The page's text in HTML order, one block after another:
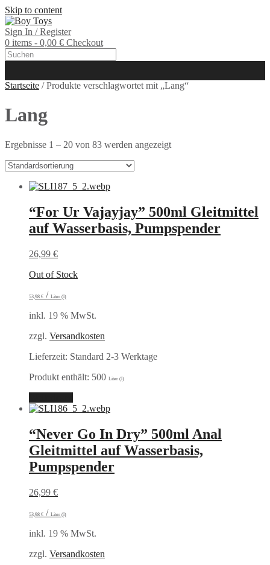
Skip to content
Sign In / Register
0 items - 0,00 € Checkout
Startseite / Produkte verschlagwortet mit „Lang“
Lang
Ergebnisse 1 – 20 von 83 werden angezeigt
“For Ur Vajayjay” 500ml Gleitmittel
auf Wasserbasis, Pumpspender
26,99 €
Out of Stock
53,98 € / Liter (l)
inkl. 19 % MwSt.
zzgl. Versandkosten
Lieferzeit: Standard 2-3 Werktage
Produkt enthält: 500 Liter (l)
“Never Go In Dry” 500ml Anal
Gleitmittel auf Wasserbasis,
Pumpspender
26,99 €
53,98 € / Liter (l)
inkl. 19 % MwSt.
zzgl. Versandkosten